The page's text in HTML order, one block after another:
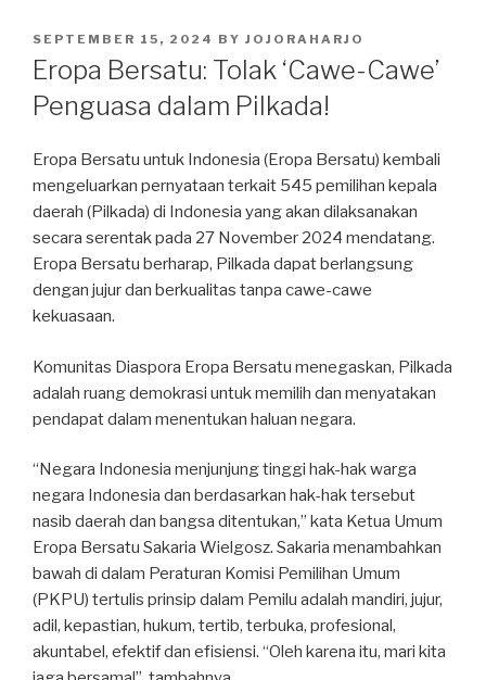
POSTED
ON
SEPTEMBER 15, 2024 BY JOJORAHARJO
Eropa Bersatu: Tolak ‘Cawe-Cawe’
Penguasa dalam Pilkada!
Eropa Bersatu untuk Indonesia (Eropa Bersatu) kembali
mengeluarkan pernyataan terkait 545 pemilihan kepala
daerah (Pilkada) di Indonesia yang akan dilaksanakan
secara serentak pada 27 November 2024 mendatang.
Eropa Bersatu berharap, Pilkada dapat berlangsung
dengan jujur dan berkualitas tanpa cawe-cawe
kekuasaan.
Komunitas Diaspora Eropa Bersatu menegaskan, Pilkada
adalah ruang demokrasi untuk memilih dan menyatakan
pendapat dalam menentukan haluan negara.
“Negara Indonesia menjunjung tinggi hak-hak warga
negara Indonesia dan berdasarkan hak-hak tersebut
nasib daerah dan bangsa ditentukan,” kata Ketua Umum
Eropa Bersatu Sakaria Wielgosz. Sakaria menambahkan
bawah di dalam Peraturan Komisi Pemilihan Umum
(PKPU) tertulis prinsip dalam Pemilu adalah mandiri, jujur,
adil, kepastian, hukum, tertib, terbuka, profesional,
akuntabel, efektif dan efisiensi. “Oleh karena itu, mari kita